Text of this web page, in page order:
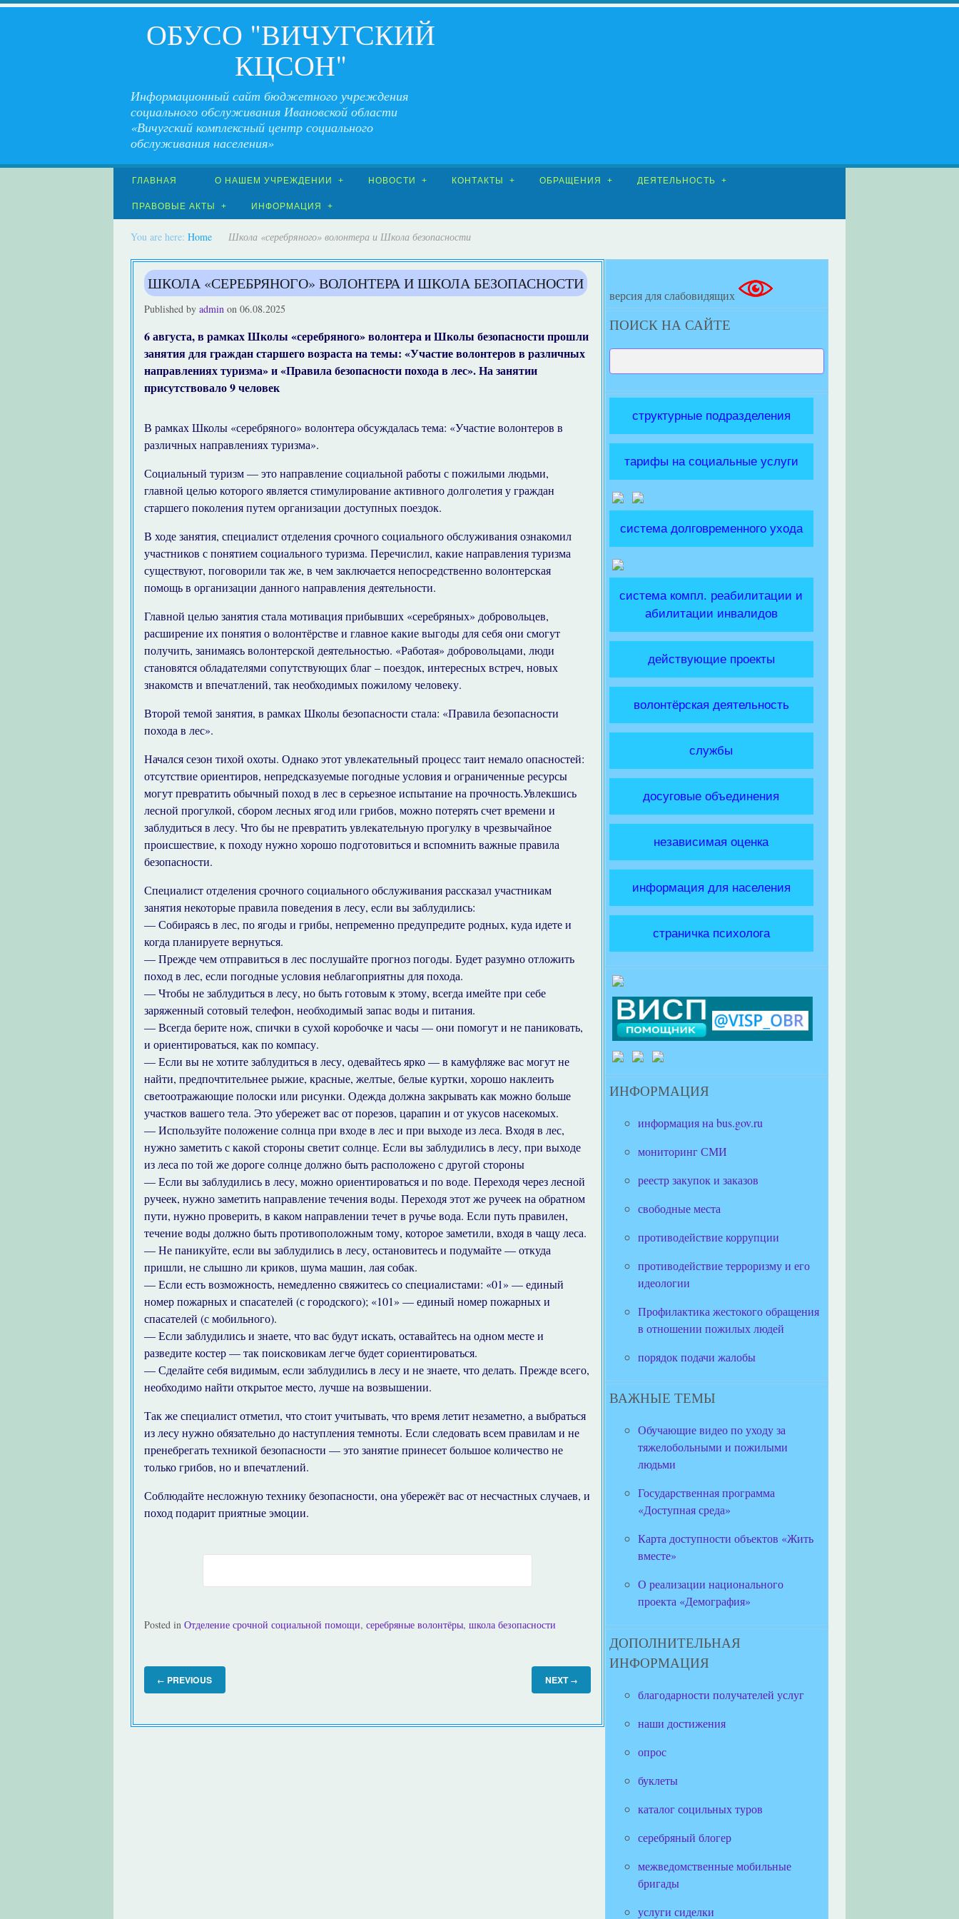
ОБУСО "ВИЧУГСКИЙ
КЦСОН"
Информационный сайт бюджетного учреждения
социального обслуживания Ивановской области
«Вичугский комплексный центр социального
обслуживания населения»
ГЛАВНАЯ О НАШЕМ УЧРЕЖДЕНИИ НОВОСТИ КОНТАКТЫ ОБРАЩЕНИЯ ДЕЯТЕЛЬНОСТЬ
ПРАВОВЫЕ АКТЫ ИНФОРМАЦИЯ
You are here: Home Школа «серебряного» волонтера и Школа безопасности
ШКОЛА «СЕРЕБРЯНОГО» ВОЛОНТЕРА И ШКОЛА БЕЗОПАСНОСТИ
Published by admin on 06.08.2025
6 августа, в рамках Школы «серебряного» волонтера и Школы безопасности прошли
занятия для граждан старшего возраста на темы: «Участие волонтеров в различных
направлениях туризма» и «Правила безопасности похода в лес». На занятии
присутствовало 9 человек
В рамках Школы «серебряного» волонтера обсуждалась тема: «Участие волонтеров в
различных направлениях туризма».
Социальный туризм — это направление социальной работы с пожилыми людьми,
главной целью которого является стимулирование активного долголетия у граждан
старшего поколения путем организации доступных поездок.
В ходе занятия, специалист отделения срочного социального обслуживания ознакомил
участников с понятием социального туризма. Перечислил, какие направления туризма
существуют, поговорили так же, в чем заключается непосредственно волонтерская
помощь в организации данного направления деятельности.
Главной целью занятия стала мотивация прибывших «серебряных» добровольцев,
расширение их понятия о волонтёрстве и главное какие выгоды для себя они смогут
получить, занимаясь волонтерской деятельностью. «Работая» добровольцами, люди
становятся обладателями сопутствующих благ – поездок, интересных встреч, новых
знакомств и впечатлений, так необходимых пожилому человеку.
Второй темой занятия, в рамках Школы безопасности стала: «Правила безопасности
похода в лес».
Начался сезон тихой охоты. Однако этот увлекательный процесс таит немало опасностей:
отсутствие ориентиров, непредсказуемые погодные условия и ограниченные ресурсы
могут превратить обычный поход в лес в серьезное испытание на прочность.Увлекшись
лесной прогулкой, сбором лесных ягод или грибов, можно потерять счет времени и
заблудиться в лесу. Что бы не превратить увлекательную прогулку в чрезвычайное
происшествие, к походу нужно хорошо подготовиться и вспомнить важные правила
безопасности.
Специалист отделения срочного социального обслуживания рассказал участникам
занятия некоторые правила поведения в лесу, если вы заблудились:
— Собираясь в лес, по ягоды и грибы, непременно предупредите родных, куда идете и
когда планируете вернуться.
— Прежде чем отправиться в лес послушайте прогноз погоды. Будет разумно отложить
поход в лес, если погодные условия неблагоприятны для похода.
— Чтобы не заблудиться в лесу, но быть готовым к этому, всегда имейте при себе
заряженный сотовый телефон, необходимый запас воды и питания.
— Всегда берите нож, спички в сухой коробочке и часы — они помогут и не паниковать,
и ориентироваться, как по компасу.
— Если вы не хотите заблудиться в лесу, одевайтесь ярко — в камуфляже вас могут не
найти, предпочтительнее рыжие, красные, желтые, белые куртки, хорошо наклеить
светоотражающие полоски или рисунки. Одежда должна закрывать как можно больше
участков вашего тела. Это убережет вас от порезов, царапин и от укусов насекомых.
— Используйте положение солнца при входе в лес и при выходе из леса. Входя в лес,
нужно заметить с какой стороны светит солнце. Если вы заблудились в лесу, при выходе
из леса по той же дороге солнце должно быть расположено с другой стороны
— Если вы заблудились в лесу, можно ориентироваться и по воде. Переходя через лесной
ручеек, нужно заметить направление течения воды. Переходя этот же ручеек на обратном
пути, нужно проверить, в каком направлении течет в ручье вода. Если путь правилен,
течение воды должно быть противоположным тому, которое заметили, входя в чащу леса.
— Не паникуйте, если вы заблудились в лесу, остановитесь и подумайте — откуда
пришли, не слышно ли криков, шума машин, лая собак.
— Если есть возможность, немедленно свяжитесь со специалистами: «01» — единый
номер пожарных и спасателей (с городского); «101» — единый номер пожарных и
спасателей (с мобильного).
— Если заблудились и знаете, что вас будут искать, оставайтесь на одном месте и
разведите костер — так поисковикам легче будет сориентироваться.
— Сделайте себя видимым, если заблудились в лесу и не знаете, что делать. Прежде всего,
необходимо найти открытое место, лучше на возвышении.
Так же специалист отметил, что стоит учитывать, что время летит незаметно, а выбраться
из лесу нужно обязательно до наступления темноты. Если следовать всем правилам и не
пренебрегать техникой безопасности — это занятие принесет большое количество не
только грибов, но и впечатлений.
Соблюдайте несложную технику безопасности, она убережёт вас от несчастных случаев, и
поход подарит приятные эмоции.
Posted in Отделение срочной социальной помощи, серебряные волонтёры, школа безопасности
← PREVIOUS NEXT →
версия для слабовидящих
ПОИСК НА САЙТЕ
структурные подразделения
тарифы на социальные услуги
система долговременного ухода
система компл. реабилитации и
абилитации инвалидов
действующие проекты
волонтёрская деятельность
службы
досуговые объединения
независимая оценка
информация для населения
страничка психолога
ИНФОРМАЦИЯ
информация на bus.gov.ru
мониторинг СМИ
реестр закупок и заказов
свободные места
противодействие коррупции
противодействие терроризму и его
идеологии
Профилактика жестокого обращения
в отношении пожилых людей
порядок подачи жалобы
ВАЖНЫЕ ТЕМЫ
Обучающие видео по уходу за
тяжелобольными и пожилыми
людьми
Государственная программа
«Доступная среда»
Карта доступности объектов «Жить
вместе»
О реализации национального
проекта «Демография»
ДОПОЛНИТЕЛЬНАЯ
ИНФОРМАЦИЯ
благодарности получателей услуг
наши достижения
опрос
буклеты
каталог социльных туров
серебряный блогер
межведомственные мобильные
бригады
услуги сиделки